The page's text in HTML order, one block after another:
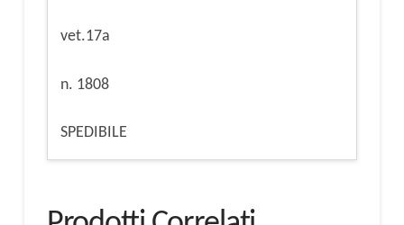
vet.17a
n. 1808
SPEDIBILE